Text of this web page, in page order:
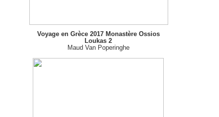
Voyage en Grèce 2017 Monastère Ossios
Loukas 2
Maud Van Poperinghe